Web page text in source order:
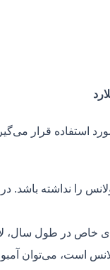
استفاده قرار
را نداشته باشد. در
خاص در طول سال،
است، می‌توان